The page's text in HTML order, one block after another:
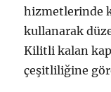
hizmetlerinde
kullanarak
Kilitli kalan
çeşitliliğine